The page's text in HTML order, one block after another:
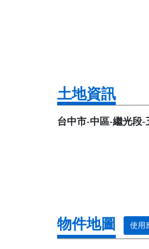
土地資訊
台中市-中區-繼光段-
物件地圖 使用